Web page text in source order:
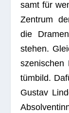
samt für
Zen­trum
die
ste­hen.
tüm­bild.
Gus­tav